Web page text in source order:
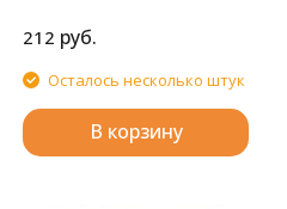
212 руб.
Осталось несколько штук
В корзину